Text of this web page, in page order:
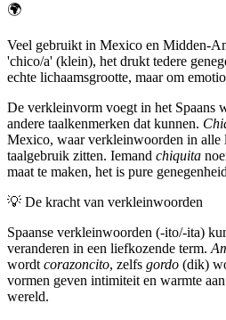
🌍
Veel gebruikt in Mexico en Midden-
'chico/a' (klein), het drukt tedere
echte lichaamsgrootte, maar om
De verkleinvorm voegt in het Spaans
andere taalkenmerken dat kunnen.
Mexico, waar verkleinwoorden in alle
taalgebruik zitten. Iemand chiquita
maat te maken, het is pure
💡 De kracht van verkleinwoorden
Spaanse verkleinwoorden (-ito/-ita)
veranderen in een liefkozende term.
wordt corazoncito, zelfs gordo (dik)
vormen geven intimiteit en warmte
wereld.